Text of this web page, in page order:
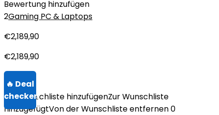
Bewertung hinzufügen
2Gaming PC & Laptops
€2,189,90
€2,189,90
Zur Wunschliste hinzufügenZur Wunschliste
hinzugefügtVon der Wunschliste entfernen0